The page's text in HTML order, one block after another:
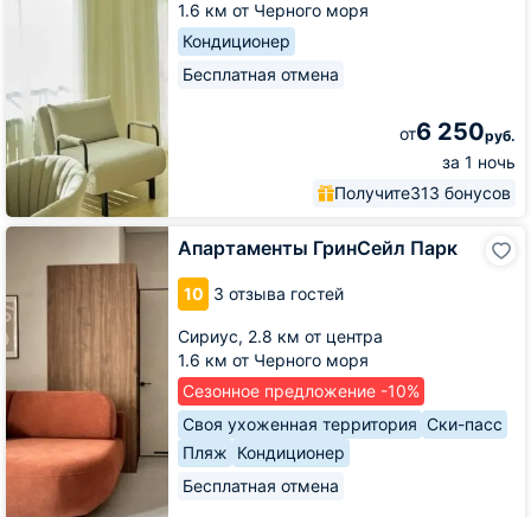
1.6 км от Черного моря
Кондиционер
Бесплатная отмена
от6 250руб.
за 1 ночь
Получите313 бонусов
Апартаменты ГринСейл Парк
10 3 отзыва гостей
Сириус, 2.8 км от центра
1.6 км от Черного моря
Сезонное предложение -10%
Своя ухоженная территория Ски-пасс
Пляж Кондиционер
Бесплатная отмена
Апартаменты